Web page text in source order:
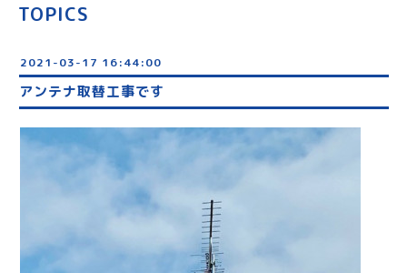
TOPICS
2021-03-17 16:44:00
アンテナ取替工事です